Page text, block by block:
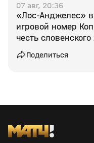
07 авг, 20:36
«Лос‑Анджелес»
игровой номер
честь словенского
Поделиться